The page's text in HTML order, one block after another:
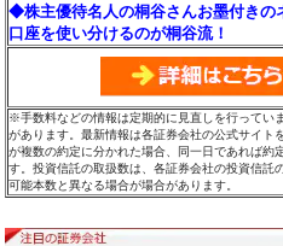
◆株主優待名人の桐谷さんお墨付きの
口座を使い分けるのが桐谷流！
※手数料などの情報は定期的に見直しを行ってい
があります。最新情報は各証券会社の公式サイト
が複数の約定に分かれた場合、同一日であれば約
す。投資信託の取扱数は、各証券会社の投資信託
可能本数と異なる場合が場合があります。